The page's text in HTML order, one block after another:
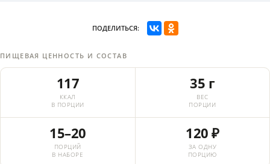
ПОДЕЛИТЬСЯ:
ПИЩЕВАЯ ЦЕННОСТЬ И СОСТАВ
117
ККАЛ
В ПОРЦИИ
35 г
ВЕС
ПОРЦИИ
15–20
ПОРЦИЙ
В НАБОРЕ
120 ₽
ЗА ОДНУ
ПОРЦИЮ